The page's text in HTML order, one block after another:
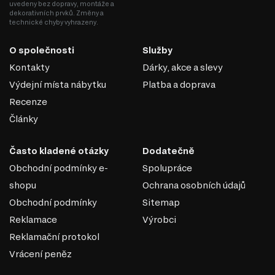
MDF
MDF je jedním z nejoblíbenějších materiálů v
nábytkářském průmyslu. Vyrábí se z dřevěných vláken
lisováním pod vysokým tlakem a teplotou za přidání
speciálních pryskyřic. Díky svým vlastnostem se MDF
používá k výrobě korpusového nábytku, dvířek,
uvedeny bez dopravy, montáže a
dekorativních prvků. Změny a
technické chyby vyhrazeny.
O společnosti
Kontakty
Výdejní místa nábytku
Recenze
Články
Služby
Dárky, akce a slevy
Platba a doprava
Často kladené otázky
Obchodní podmínky e-
shopu
Obchodní podmínky
Reklamace
Reklamační protokol
Vrácení peněz
Dodatečně
Spolupráce
Ochrana osobních údajů
Sitemap
Výrobci